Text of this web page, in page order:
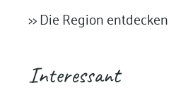
>> Die Region entdecken
Interessant